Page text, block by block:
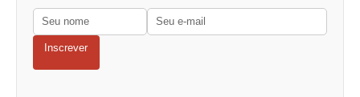
Inscrever